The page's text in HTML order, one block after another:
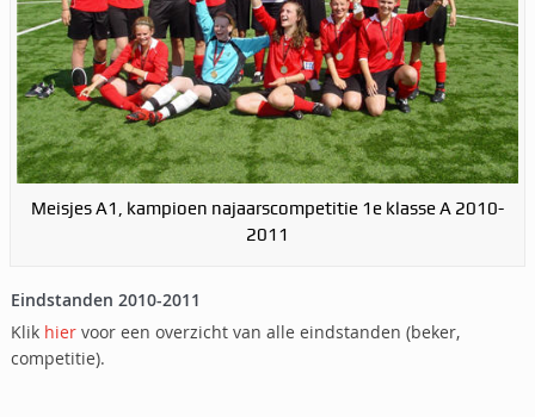
Meisjes A1, kampioen najaarscompetitie 1e klasse A 2010-
2011
Eindstanden 2010-2011
Klik hier voor een overzicht van alle eindstanden (beker,
competitie).